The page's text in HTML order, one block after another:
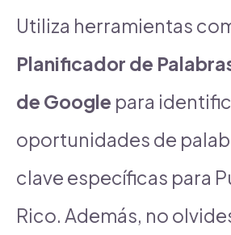
Utiliza herramientas
Planificador de
de Google para
oportunidades de
clave específicas para
Rico. Además, no